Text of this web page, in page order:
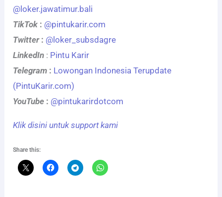
@loker.jawatimur.bali
TikTok : @pintukarir.com
Twitter: @loker_subsdagre
LinkedIn : Pintu Karir
Telegram : Lowongan Indonesia Terupdate
(PintuKarir.com)
YouTube : @pintukarirdotcom
Klik disini untuk support kami
Share this: